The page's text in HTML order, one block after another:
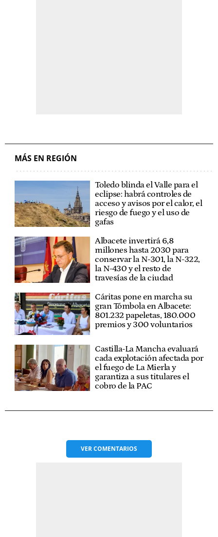
MÁS EN REGIÓN
Toledo blinda el Valle para el
eclipse: habrá controles de
acceso y avisos por el calor, el
riesgo de fuego y el uso de
gafas
Albacete invertirá 6,8
millones hasta 2030 para
conservar la N-301, la N-322,
la N-430 y el resto de
travesías de la ciudad
Cáritas pone en marcha su
gran Tómbola en Albacete:
801.232 papeletas, 180.000
premios y 300 voluntarios
Castilla-La Mancha evaluará
cada explotación afectada por
el fuego de La Mierla y
garantiza a sus titulares el
cobro de la PAC
VERCOMENTARIOS